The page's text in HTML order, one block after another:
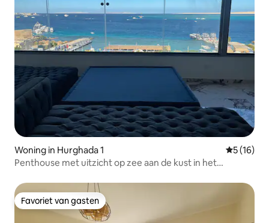
Woning in Hurghada 1
5 (16)
Penthouse met uitzicht op zee aan de kust in het
Favoriet van gasten
Favoriet van gasten